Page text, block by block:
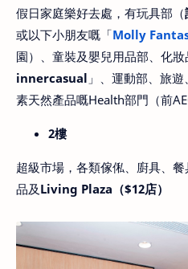
假日家庭樂好去處，有玩具部（
或以下小朋友嘅「Molly
園）、童裝及嬰兒用品部、化
innercasual 」、運動部、旅
素天然產品嘅Health部門（前
2樓
超級市場，各類傢俬、廚具、
品及 Living Plaza（$12店）